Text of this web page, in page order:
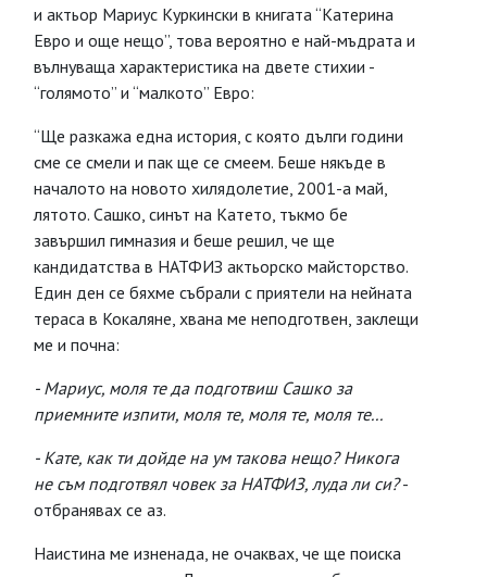
и актьор Мариус Куркински в книгата “Катерина
Евро и още нещо”, това вероятно е най-мъдрата и
вълнуваща характеристика на двете стихии -
“голямото” и “малкото” Евро:
“Ще разкажа една история, с която дълги години
сме се смели и пак ще се смеем. Беше някъде в
началото на новото хилядолетие, 2001-а май,
лятото. Сашко, синът на Катето, тъкмо бе
завършил гимназия и беше решил, че ще
кандидатства в НАТФИЗ актьорско майсторство.
Един ден се бяхме събрали с приятели на нейната
тераса в Кокаляне, хвана ме неподготвен, заклещи
ме и почна:
- Мариус, моля те да подготвиш Сашко за
приемните изпити, моля те, моля те, моля те...
- Кате, как ти дойде на ум такова нещо? Никога
не съм подготвял човек за НАТФИЗ, луда ли си?-
отбранявах се аз.
Наистина ме изненада, не очаквах, че ще поиска